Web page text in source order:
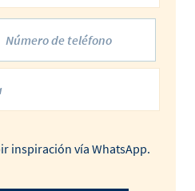
inspiración vía WhatsApp.